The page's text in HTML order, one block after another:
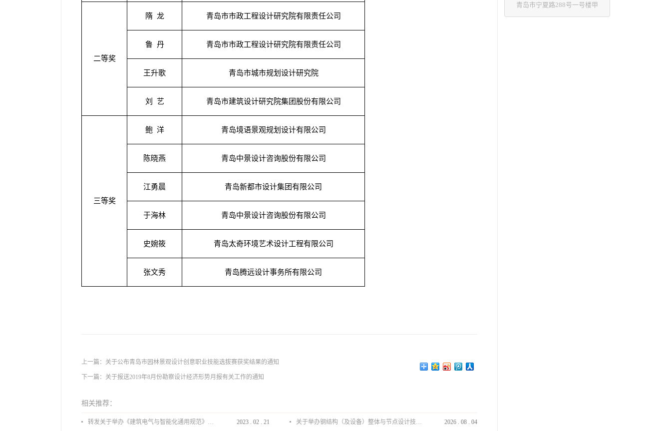
青岛市宁夏路288号一号楼甲
二等奖
隋 龙 青岛市市政工程设计研究院有限责任公司
鲁 丹 青岛市市政工程设计研究院有限责任公司
王升歌 青岛市城市规划设计研究院
刘 艺 青岛市建筑设计研究院集团股份有限公司
三等奖
鲍 洋 青岛境语景观规划设计有限公司
陈晓燕 青岛中景设计咨询股份有限公司
江勇晨 青岛新都市设计集团有限公司
于海林 青岛中景设计咨询股份有限公司
史婉筱 青岛太奇环境艺术设计工程有限公司
张文秀 青岛腾远设计事务所有限公司
上一篇： 关于公布青岛市园林景观设计创意职业技能选拔赛获奖结果的通知
下一篇： 关于报送2019年8月份勘察设计经济形势月报有关工作的通知
相关推荐：
转发关于举办《建筑电气与智能化通用规范》 GB55024-2022公益宣贯的通知 2023 . 02 . 21 关于举办钢结构（及设备）整体与节点设计技术分享会的通知 2026 . 08 . 04